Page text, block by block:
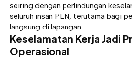
seiring dengan perlindungan
seluruh insan PLN, terutama bagi
langsung di lapangan.
Keselamatan Kerja Jadi
Operasional